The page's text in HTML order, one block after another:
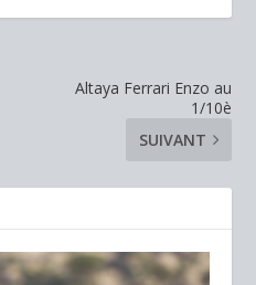
Altaya Ferrari Enzo au
1/10è
SUIVANT